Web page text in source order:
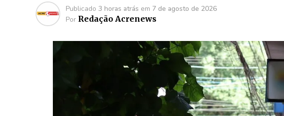
Publicado 3 horas atrás em 7 de agosto de 2026
Por Redação Acrenews